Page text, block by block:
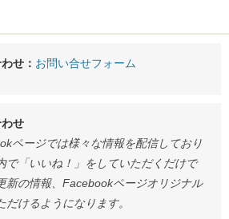
せ： お問い合せフォーム
せ
ページでは様々な情報を配信しており
で「いいね！」をしていただくだけで
新の情報、Facebookページオリジナル
だけるようになります。